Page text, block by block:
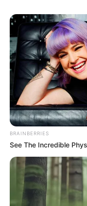
Surgeons: This
Arthritis! Try It!
FORGE BODY
BRAINBERRIES
See The Incredible